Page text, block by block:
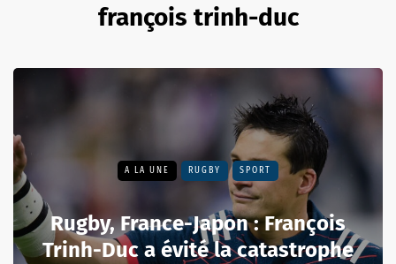
françois trinh-duc
A LA UNE RUGBY SPORT
Rugby, France-Japon : François
Trinh-Duc a évité la catastrophe